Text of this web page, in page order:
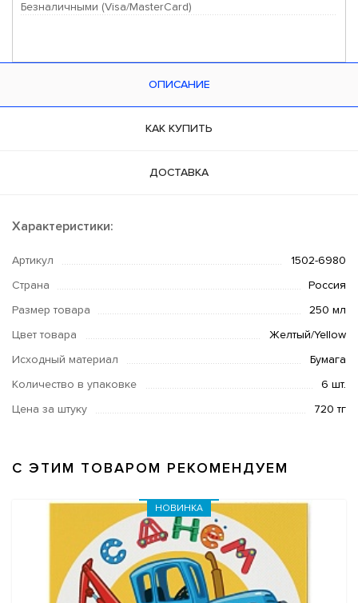
Безналичными (Visa/MasterCard)
ОПИСАНИЕ
КАК КУПИТЬ
ДОСТАВКА
Характеристики:
Артикул 1502-6980
Страна Россия
Размер товара 250 мл
Цвет товара Желтый/Yellow
Исходный материал Бумага
Количество в упаковке 6 шт.
Цена за штуку 720 тг
С ЭТИМ ТОВАРОМ РЕКОМЕНДУЕМ
НОВИНКА